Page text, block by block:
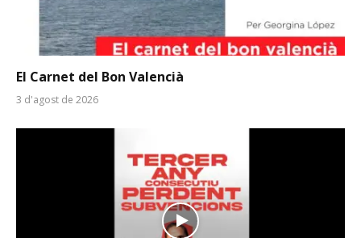
El Carnet del Bon Valencià
3 d'agost de 2026